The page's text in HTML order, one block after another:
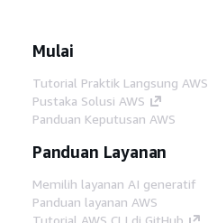
Mulai
Tutorial Praktik Langsung AWS
Pustaka Solusi AWS
Panduan Keputusan AWS
Panduan Layanan
Memilih layanan AI generatif
Panduan layanan AWS
Tutorial AWS CLI di GitHub